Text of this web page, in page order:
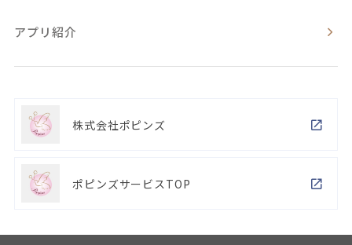
アプリ紹介
株式会社ポピンズ
ポピンズサービスTOP